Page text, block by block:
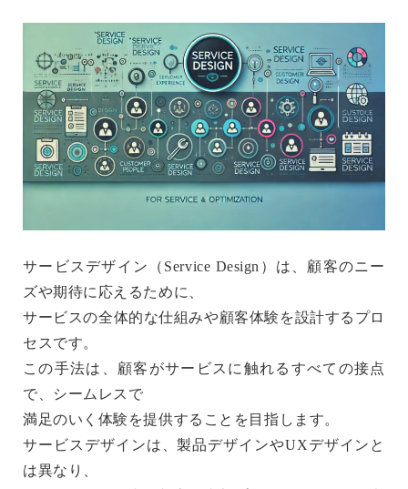
サービスデザイン（Service Design） は、顧客のニー
ズや期待に応えるために、
サービスの全体的な仕組みや顧客体験を設計するプロ
セスです。
この手法は、顧客がサービスに触れるすべての接点
で、シームレスで
満足のいく体験を提供することを目指します。
サービスデザインは、製品デザインやUXデザインと
は異なり、